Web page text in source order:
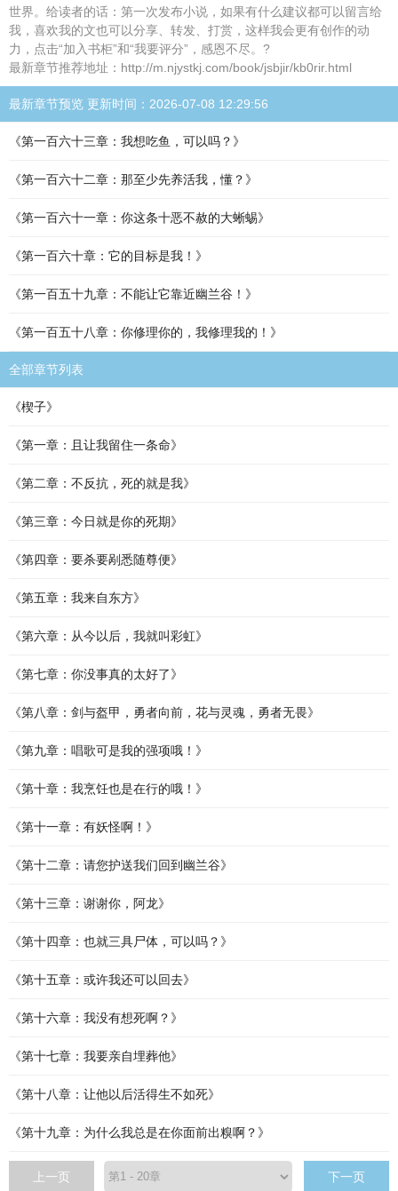
世界。给读者的话：第一次发布小说，如果有什么建议都可以留言给
我，喜欢我的文也可以分享、转发、打赏，这样我会更有创作的动
力，点击“加入书柜”和“我要评分”，感恩不尽。?
最新章节推荐地址：http://m.njystkj.com/book/jsbjir/kb0rir.html
最新章节预览 更新时间：2026-07-08 12:29:56
《第一百六十三章：我想吃鱼，可以吗？》
《第一百六十二章：那至少先养活我，懂？》
《第一百六十一章：你这条十恶不赦的大蜥蜴》
《第一百六十章：它的目标是我！》
《第一百五十九章：不能让它靠近幽兰谷！》
《第一百五十八章：你修理你的，我修理我的！》
全部章节列表
《楔子》
《第一章：且让我留住一条命》
《第二章：不反抗，死的就是我》
《第三章：今日就是你的死期》
《第四章：要杀要剐悉随尊便》
《第五章：我来自东方》
《第六章：从今以后，我就叫彩虹》
《第七章：你没事真的太好了》
《第八章：剑与盔甲，勇者向前，花与灵魂，勇者无畏》
《第九章：唱歌可是我的强项哦！》
《第十章：我烹饪也是在行的哦！》
《第十一章：有妖怪啊！》
《第十二章：请您护送我们回到幽兰谷》
《第十三章：谢谢你，阿龙》
《第十四章：也就三具尸体，可以吗？》
《第十五章：或许我还可以回去》
《第十六章：我没有想死啊？》
《第十七章：我要亲自埋葬他》
《第十八章：让他以后活得生不如死》
《第十九章：为什么我总是在你面前出糗啊？》
上一页 下一页